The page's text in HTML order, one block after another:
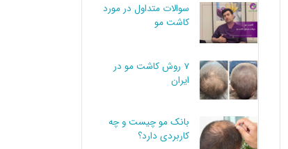
سوالات متداول در مورد
کاشت مو
7 روش کاشت مو در
ایران
بانک مو چیست و چه
کاربردی دارد؟